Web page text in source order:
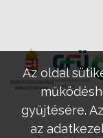
Az oldal
gyűjtésére.
az